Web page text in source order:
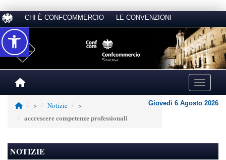
CHI È CONFCOMMERCIO LE CONVENZIONI
Toggle
> Notizie >
accrescere competenze professionali
Giovedì 6 Agosto 2026
NOTIZIE
Accessibilità